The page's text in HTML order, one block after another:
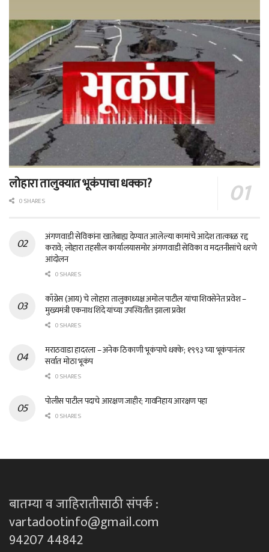
लोहारा तालुक्यात भूकंपाचा धक्का?
0 SHARES
अंगणवाडी सेविकांना खातेबाह्य देण्यात आलेल्या कामांचे आदेश तात्काळ रद्द
करावे; लोहारा तहसील कार्यालयासमोर अंगणवाडी सेविका व मदतनीसांचे धरणे
आंदोलन
0 SHARES
काँग्रेस (आय) चे लोहारा तालुकाध्यक्ष अमोल पाटील यांचा शिवसेनेत प्रवेश –
मुख्यमंत्री एकनाथ शिंदे यांच्या उपस्थितीत झाला प्रवेश
0 SHARES
मराठवाडा हादरला – अनेक ठिकाणी भूकंपाचे धक्के; १९९३ च्या भूकंपानंतर
सर्वात मोठा भूकंप
0 SHARES
पोलीस पाटील पदाचे आरक्षण जाहीर; गावनिहाय आरक्षण पहा
0 SHARES
बातम्या व जाहिरातीसाठी संपर्क :
vartadootinfo@gmail.com
94207 44842